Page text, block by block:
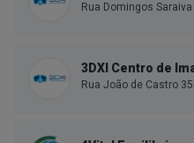
Rua Domingos
3DXI Centro de
Rua João de Castro